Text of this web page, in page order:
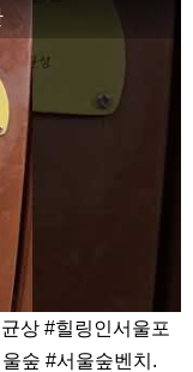
상 #힐링인서울포
숲 #서울숲벤치.